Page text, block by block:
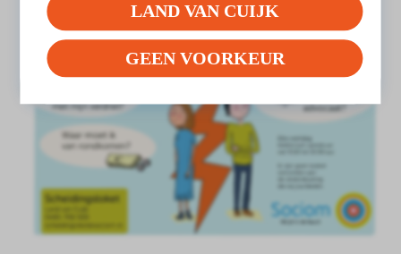
LAND VAN CUIJK
GEEN VOORKEUR